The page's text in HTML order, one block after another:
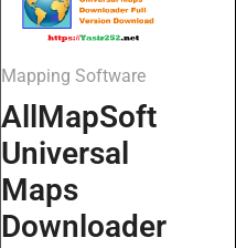
Mapping Software
AllMapSoft
Universal
Maps
Downloader